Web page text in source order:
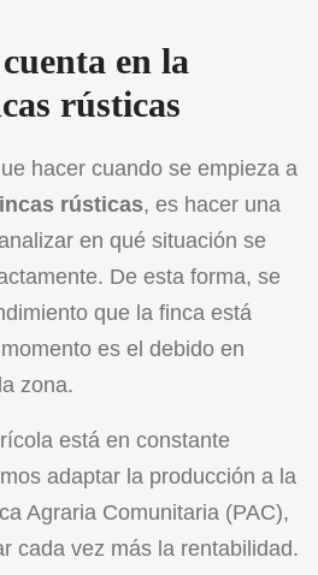
en la
rústicas
hacer cuando se empieza a
rústicas, es hacer una
en qué situación se
De esta forma, se
que la finca está
es el debido en
zona.
está en constante
adaptar la producción a la
Agraria Comunitaria (PAC),
cada vez más la rentabilidad.